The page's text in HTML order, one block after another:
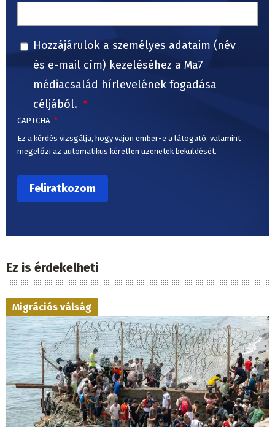
Hozzájárulok a személyes adataim (név
és e-mail cím) kezeléséhez a Ma7
médiacsalád hírlevelének fogadása
céljából.
CAPTCHA
Ez a kérdés vizsgálja, hogy vajon ember-e a látogató, valamint
megelőzi az automatikus kéretlen üzenetek beküldését.
Ez is érdekelheti
Migrációs válság